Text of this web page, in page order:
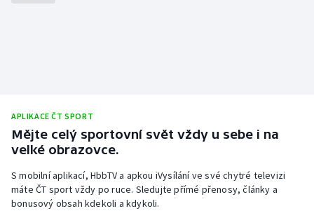
Rychlobruslení
Rychlostní kanoistika
APLIKACE ČT SPORT
Mějte celý sportovní svět vždy u sebe i na
velké obrazovce.
S mobilní aplikací, HbbTV a apkou iVysílání ve své chytré televizi
máte ČT sport vždy po ruce. Sledujte přímé přenosy, články a
bonusový obsah kdekoli a kdykoli.